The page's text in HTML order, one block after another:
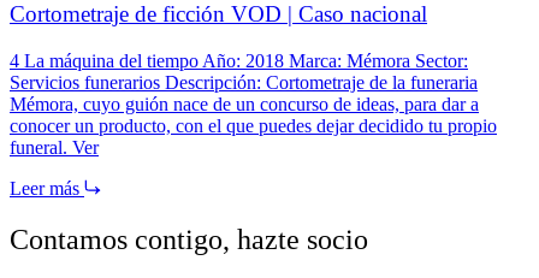
Cortometraje de ficción VOD | Caso nacional
4 La máquina del tiempo Año: 2018 Marca: Mémora Sector:
Servicios funerarios Descripción: Cortometraje de la funeraria
Mémora, cuyo guión nace de un concurso de ideas, para dar a
conocer un producto, con el que puedes dejar decidido tu propio
funeral. Ver
Leer más
Contamos contigo, hazte socio